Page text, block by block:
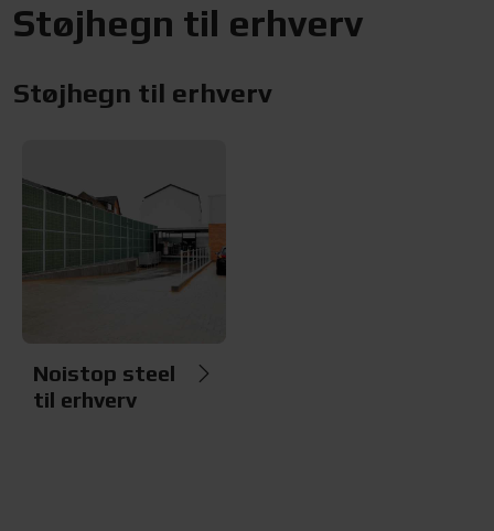
Støjhegn til erhverv
Støjhegn til erhverv
Noistop steel
til erhverv